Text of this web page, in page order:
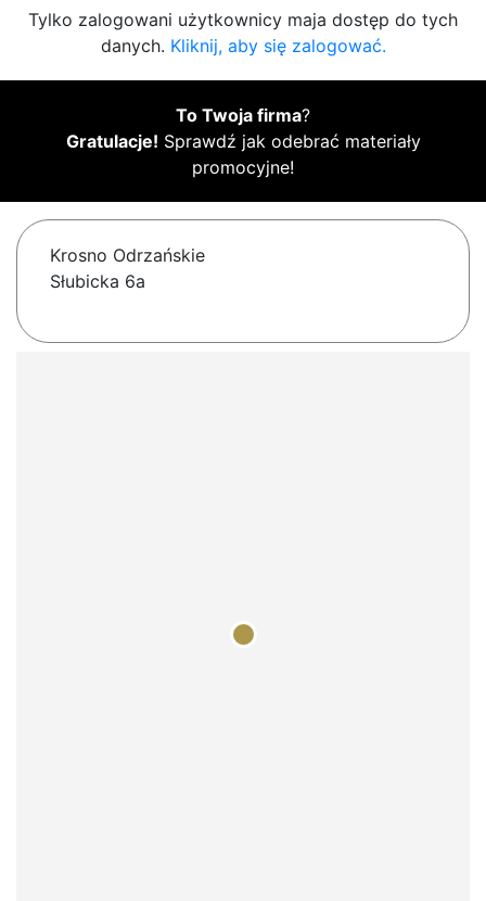
Tylko zalogowani użytkownicy maja dostęp do tych
danych. Kliknij, aby się zalogować.
To Twoja firma?
Gratulacje! Sprawdź jak odebrać materiały
promocyjne!
Krosno Odrzańskie
Słubicka 6a